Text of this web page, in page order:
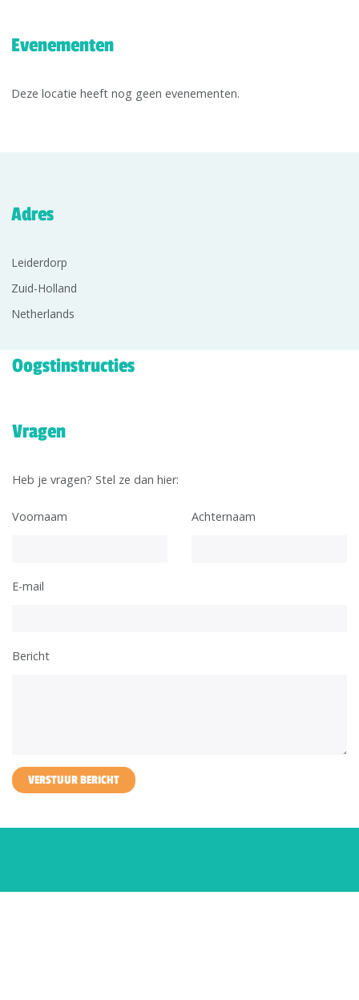
Evenementen
Deze locatie heeft nog geen evenementen.
Adres
Leiderdorp
Zuid-Holland
Netherlands
Oogstinstructies
Vragen
Heb je vragen? Stel ze dan hier:
Voornaam Achternaam
E-mail
Bericht
VERSTUUR BERICHT